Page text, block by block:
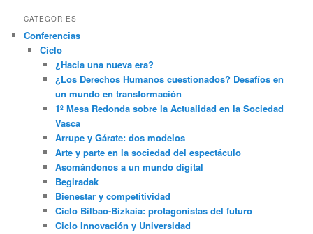
CATEGORIES
Conferencias
Ciclo
¿Hacia una nueva era?
¿Los Derechos Humanos cuestionados? Desafíos en
un mundo en transformación
1º Mesa Redonda sobre la Actualidad en la Sociedad
Vasca
Arrupe y Gárate: dos modelos
Arte y parte en la sociedad del espectáculo
Asomándonos a un mundo digital
Begiradak
Bienestar y competitividad
Ciclo Bilbao-Bizkaia: protagonistas del futuro
Ciclo Innovación y Universidad